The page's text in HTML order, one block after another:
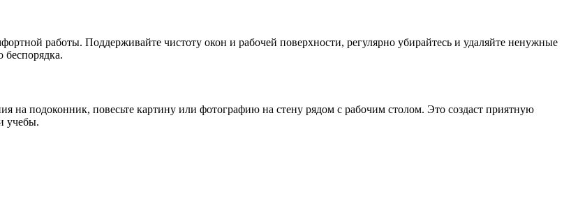
работы. Поддерживайте чистоту окон и рабочей поверхности, регулярно убирайтесь и удаляйте ненужные
беспорядка.
на подоконник, повесьте картину или фотографию на стену рядом с рабочим столом. Это создаст приятную
учебы.